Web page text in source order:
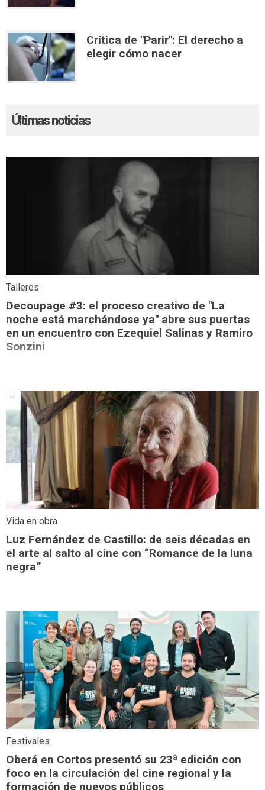
Crítica de "Parir": El derecho a
elegir cómo nacer
Últimas noticias
Talleres
Decoupage #3: el proceso creativo de "La
noche está marchándose ya" abre sus puertas
en un encuentro con Ezequiel Salinas y Ramiro
Sonzini
Vida en obra
Luz Fernández de Castillo: de seis décadas en
el arte al salto al cine con “Romance de la luna
negra”
Festivales
Oberá en Cortos presentó su 23ª edición con
foco en la circulación del cine regional y la
formación de nuevos públicos